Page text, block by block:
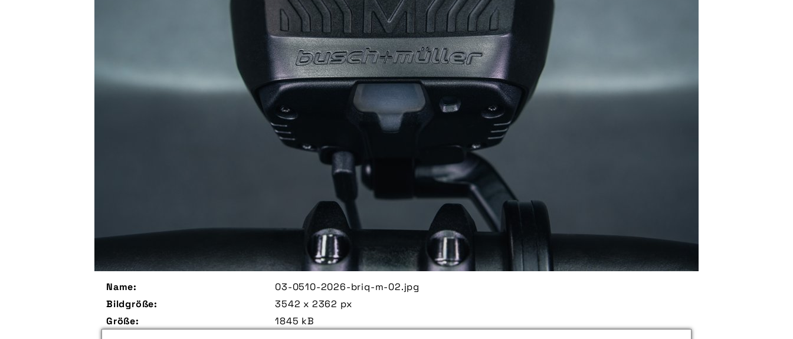
Name:
03-0510-2026-briq-m-02.jpg
Bildgröße:
3542 x 2362 px
Größe:
1845 kB